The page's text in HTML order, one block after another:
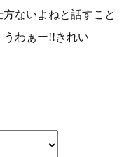
ないよねと話すこと
わぁー!!きれい